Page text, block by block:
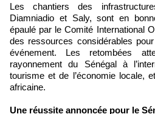
Les chantiers des
Diamniadio et Saly, sont en
épaulé par le Comité International
des ressources considérables
événement. Les retombées
rayonnement du Sénégal à
tourisme et de l’économie locale,
africaine.
Une réussite annoncée pour le